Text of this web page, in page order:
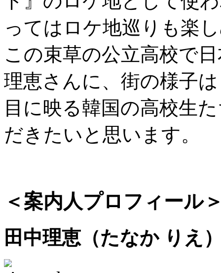
ってはロケ地巡りも楽
この束草の公立高校で
理恵さんに、街の様子
目に映る韓国の高校生
だきたいと思います。
＜案内人プロフィール
田中理恵（たなか りえ